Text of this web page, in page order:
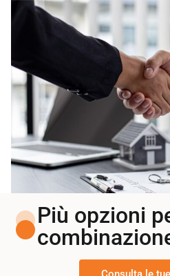
Più opzioni